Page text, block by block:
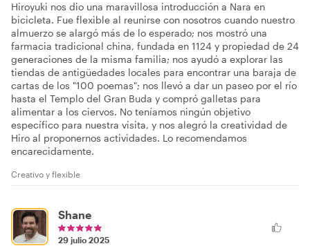
Hiroyuki nos dio una maravillosa introducción a Nara en
bicicleta. Fue flexible al reunirse con nosotros cuando nuestro
almuerzo se alargó más de lo esperado; nos mostró una
farmacia tradicional china, fundada en 1124 y propiedad de 24
generaciones de la misma familia; nos ayudó a explorar las
tiendas de antigüedades locales para encontrar una baraja de
cartas de los "100 poemas"; nos llevó a dar un paseo por el río
hasta el Templo del Gran Buda y compró galletas para
alimentar a los ciervos. No teníamos ningún objetivo
específico para nuestra visita, y nos alegró la creatividad de
Hiro al proponernos actividades. Lo recomendamos
encarecidamente.
Creativo y flexible
Shane
29 julio 2025